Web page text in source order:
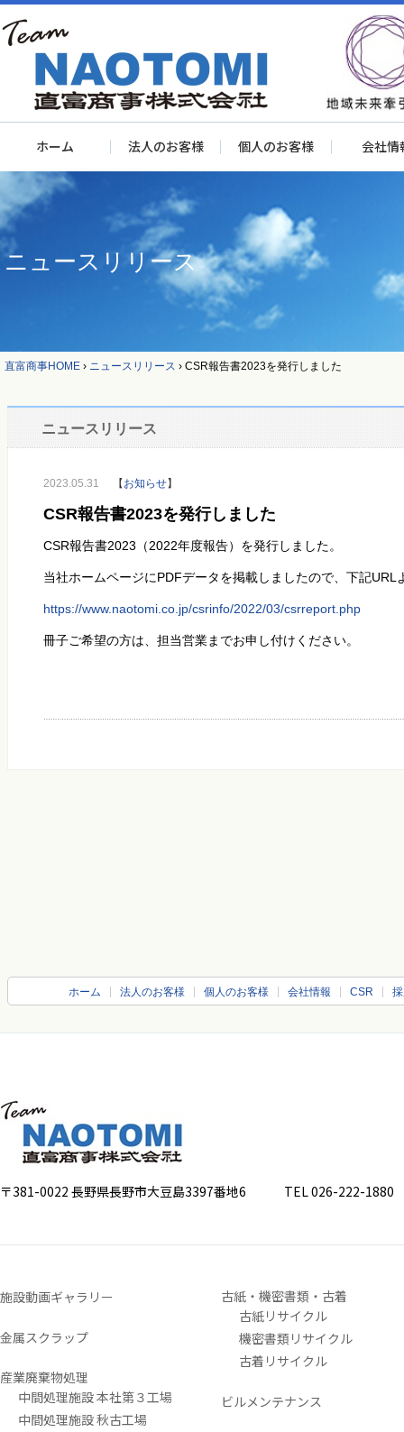
ホーム 法人のお客様 個人のお客様 会社情
ニュースリリース
直富商事HOME › ニュースリリース › CSR報告書2023を発行しました
ニュースリリース
2023.05.31 【 お知らせ】
CSR報告書2023を発行しました
CSR報告書2023 （2022年度報告）を発行しました。
当社ホームページにPDFデータを掲載しましたので、下記URL
https://www.naotomi.co.jp/csrinfo/2022/03/csrreport.php
冊子ご希望の方は、担当営業までお申し付けください。
ホーム 法人のお客様 個人のお客様 会社情報 CSR
〒381-0022 長野県長野市大豆島3397番地6 TEL 026-222-1880
施設動画ギャラリー
金属スクラップ
産業廃棄物処理
中間処理施設 本社第３工場
中間処理施設 秋古工場
古紙・機密書類・古着
古紙リサイクル
機密書類リサイクル
古着リサイクル
ビルメンテナンス